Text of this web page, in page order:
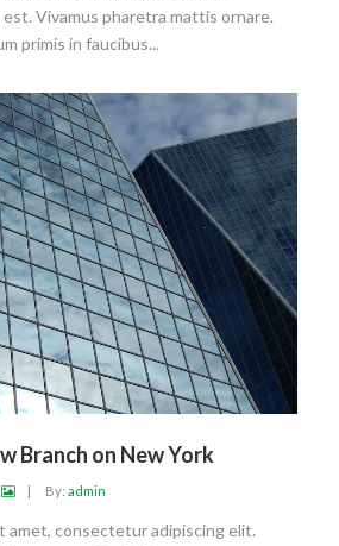
Vivamus pharetra mattis ornare.
primis in faucibus...
Branch on New York
| By: admin
amet, consectetur adipiscing elit.